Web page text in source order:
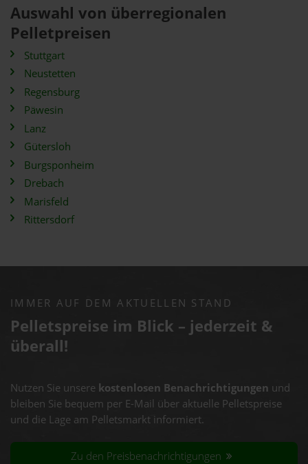
Auswahl von überregionalen
Pelletpreisen
Stuttgart
Neustetten
Regensburg
Päwesin
Lanz
Gütersloh
Burgsponheim
Drebach
Marisfeld
Rittersdorf
IMMER AUF DEM AKTUELLEN STAND
Pelletspreise im Blick – jederzeit &
überall!
Nutzen Sie unsere kostenlosen Benachrichtigungen und
bleiben Sie bequem per E-Mail über aktuelle Pelletspreise
und die Lage am Pelletsmarkt informiert.
Zu den Preisbenachrichtigungen